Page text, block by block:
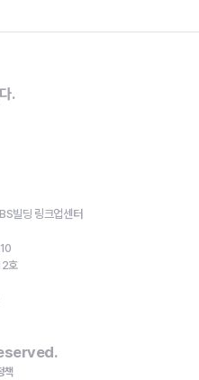
.
빌딩 링크업센터
호
책